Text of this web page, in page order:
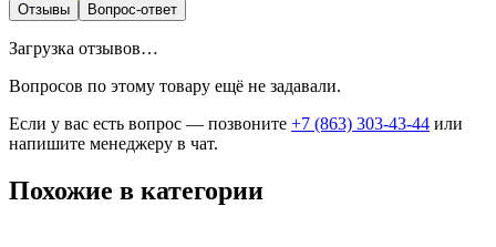
Отзывы Вопрос-ответ
Загрузка отзывов…
Вопросов по этому товару ещё не задавали.
Если у вас есть вопрос — позвоните +7 (863) 303-43-44 или
напишите менеджеру в чат.
Похожие в категории